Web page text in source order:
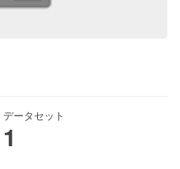
データセット
1